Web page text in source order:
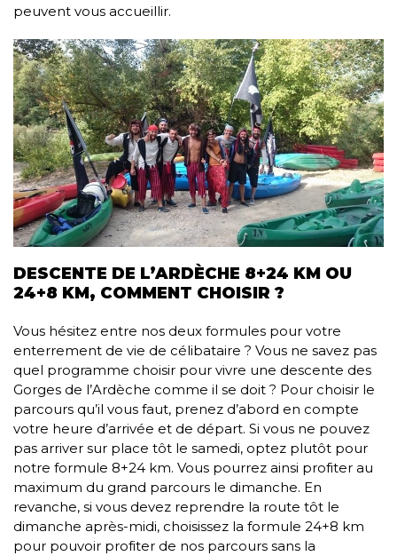
peuvent vous accueillir.
DESCENTE DE L’ARDÈCHE 8+24 KM OU
24+8 KM, COMMENT CHOISIR ?
Vous hésitez entre nos deux formules pour votre
enterrement de vie de célibataire ? Vous ne savez pas
quel programme choisir pour vivre une descente des
Gorges de l’Ardèche comme il se doit ? Pour choisir le
parcours qu’il vous faut, prenez d’abord en compte
votre heure d’arrivée et de départ. Si vous ne pouvez
pas arriver sur place tôt le samedi, optez plutôt pour
notre formule 8+24 km. Vous pourrez ainsi profiter au
maximum du grand parcours le dimanche. En
revanche, si vous devez reprendre la route tôt le
dimanche après-midi, choisissez la formule 24+8 km
pour pouvoir profiter de nos parcours sans la